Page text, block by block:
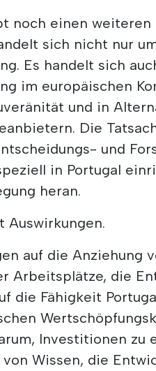
noch einen
sich nicht nur
Es handelt sich
im europäischen
und in
Die
und
in Portugal
heran.
Auswirkungen.
auf die Anziehung
Arbeitsplätze, die
die Fähigkeit
Investitionen zu
Wissen, die